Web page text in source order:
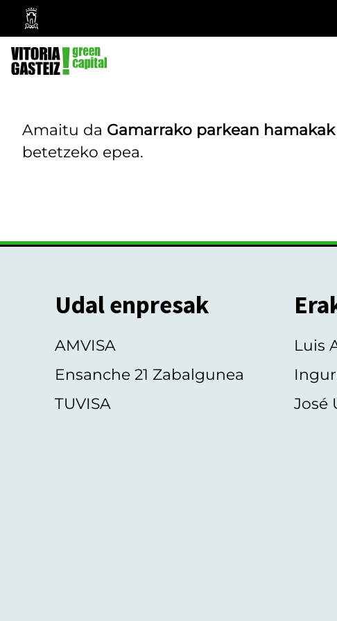
Vitoria-
Gasteizko
Udala
Amaitu da Gamarrako parkean
betetzeko epea.
Udal enpresak
AMVISA
Ensanche 21 Zabalgunea
TUVISA
Luis
José